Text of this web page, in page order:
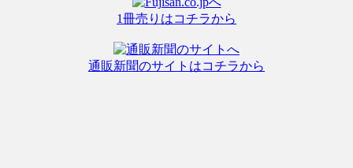
1冊売りはコチラから
通販新聞のサイトはコチラから